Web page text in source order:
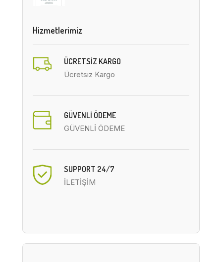
Hizmetlerimiz
ÜCRETSIZ KARGO
Ücretsiz Kargo
GÜVENLİ ÖDEME
GÜVENLİ ÖDEME
SUPPORT 24/7
İLETİŞİM